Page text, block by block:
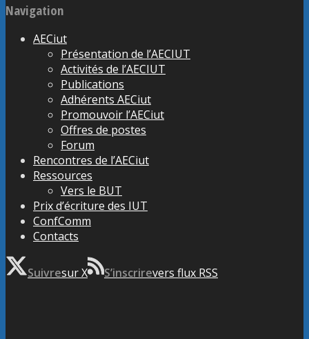
Navigation
AECiut
Présentation de l’AECIUT
Activités de l’AECIUT
Publications
Adhérents AECiut
Promouvoir l’AECiut
Offres de postes
Forum
Rencontres de l’AECiut
Ressources
Vers le BUT
Prix d’écriture des IUT
ConfComm
Contacts
Suivresur X S’inscrirevers flux RSS